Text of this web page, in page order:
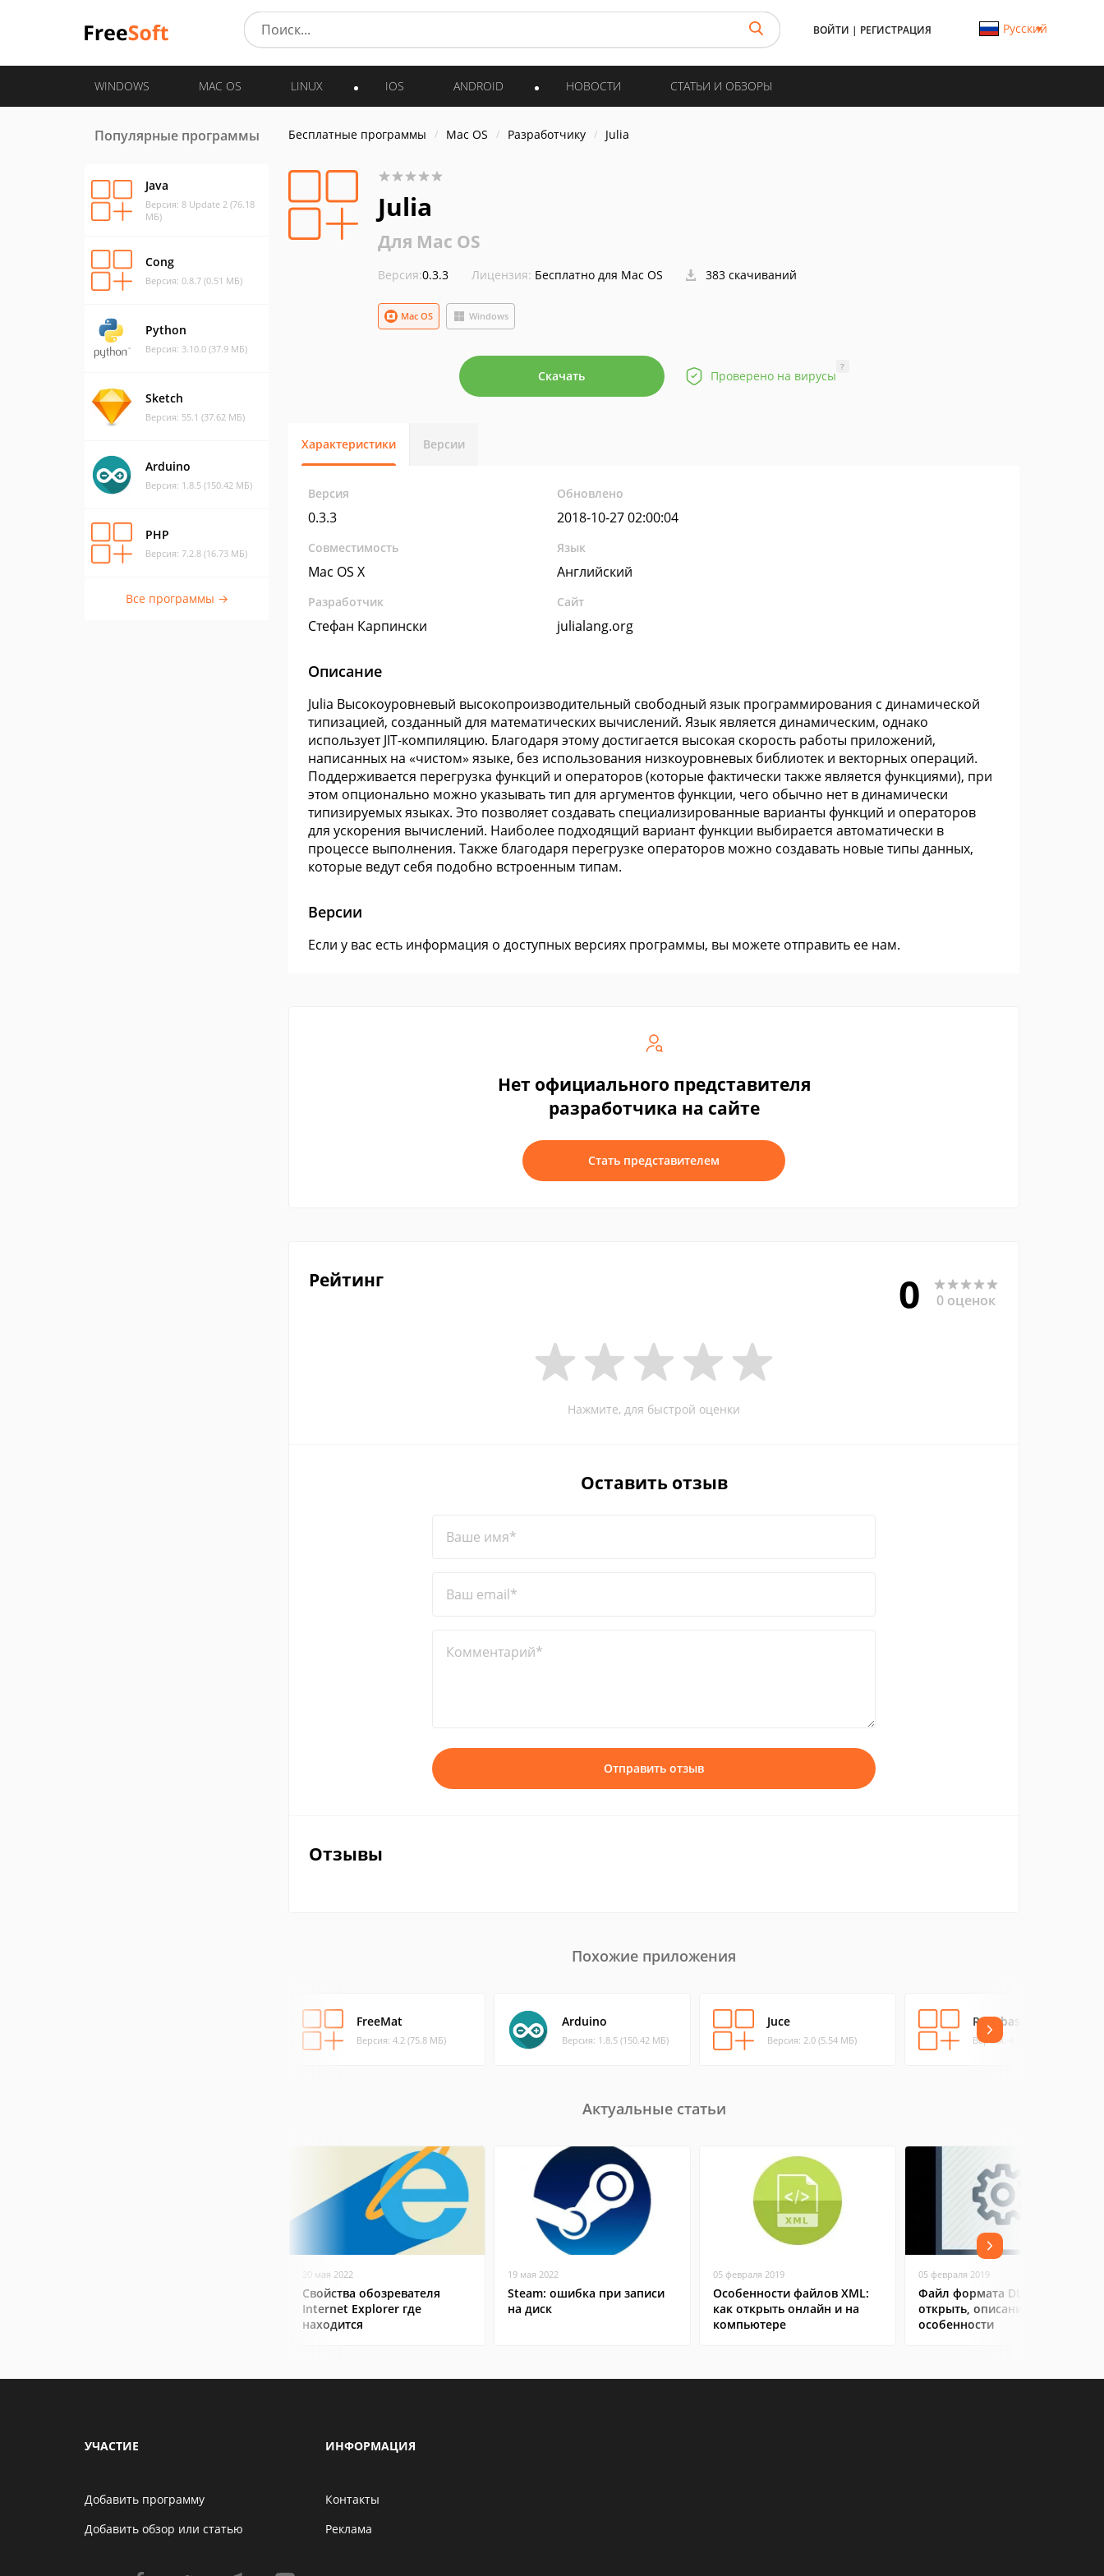
ВОЙТИ | РЕГИСТРАЦИЯ Русский
WINDOWS MAC OS LINUX IOS ANDROID НОВОСТИ СТАТЬИ И ОБЗОРЫ
Популярные программы
Java
Версия: 8 Update 2 (76.18
МБ)
Cong
Версия: 0.8.7 (0.51 МБ)
Python
Версия: 3.10.0 (37.9 МБ)
Sketch
Версия: 55.1 (37.62 МБ)
Arduino
Версия: 1.8.5 (150.42 МБ)
PHP
Версия: 7.2.8 (16.73 МБ)
Все программы →
Бесплатные программы Mac OS Разработчику Julia
Julia
Для Mac OS
Версия:0.3.3 Лицензия: Бесплатно для Mac OS 383 скачиваний
Windows
Mac OS
Скачать Проверено на вирусы
?
Характеристики Версии
Версия
0.3.3
Обновлено
2018-10-27 02:00:04
Совместимость
Mac OS X
Язык
Английский
Разработчик
Стефан Карпински
Сайт
julialang.org
Описание
Julia Высокоуровневый высокопроизводительный свободный язык программирования с динамической
типизацией, созданный для математических вычислений. Язык является динамическим, однако
использует JIT-компиляцию. Благодаря этому достигается высокая скорость работы приложений,
написанных на «чистом» языке, без использования низкоуровневых библиотек и векторных операций.
Поддерживается перегрузка функций и операторов (которые фактически также является функциями), при
этом опционально можно указывать тип для аргументов функции, чего обычно нет в динамически
типизируемых языках. Это позволяет создавать специализированные варианты функций и операторов
для ускорения вычислений. Наиболее подходящий вариант функции выбирается автоматически в
процессе выполнения. Также благодаря перегрузке операторов можно создавать новые типы данных,
которые ведут себя подобно встроенным типам.
Версии
Если у вас есть информация о доступных версиях программы, вы можете отправить ее нам.
Нет официального представителя
разработчика на сайте
Стать представителем
Рейтинг 0 0 оценок
Нажмите, для быстрой оценки
Оставить отзыв
Ваше имя*
Ваш email*
Комментарий*
Отправить отзыв
Отзывы
Похожие приложения
FreeMat
Версия: 4.2 (75.8 МБ)
Arduino
Версия: 1.8.5 (150.42 МБ)
Juce
Версия: 2.0 (5.54 МБ)
REALbasic
Версия: 4.3 (168.54 МБ)
Актуальные статьи
20 мая 2022
Свойства обозревателя
Internet Explorer где
находится
19 мая 2022
Steam: ошибка при записи
на диск
05 февраля 2019
Особенности файлов XML:
как открыть онлайн и на
компьютере
05 февраля 2019
Файл формата DLL: чем
открыть, описание,
особенности
УЧАСТИЕ
Добавить программу
Добавить обзор или статью
ИНФОРМАЦИЯ
Контакты
Реклама